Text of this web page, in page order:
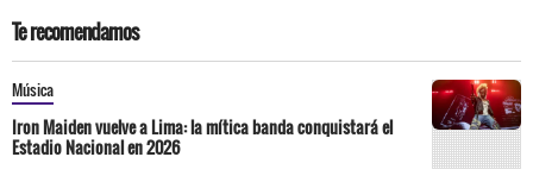
Te recomendamos
Música
Iron Maiden vuelve a Lima: la mítica banda conquistará el
Estadio Nacional en 2026